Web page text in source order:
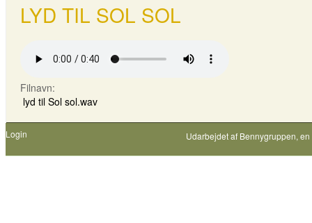
LYD TIL SOL SOL
Filnavn:
lyd til Sol sol.wav
Login Udarbejdet af Bennygruppen,